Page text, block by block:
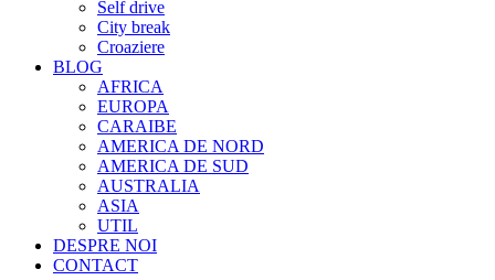
Self drive
City break
Croaziere
BLOG
AFRICA
EUROPA
CARAIBE
AMERICA DE NORD
AMERICA DE SUD
AUSTRALIA
ASIA
UTIL
DESPRE NOI
CONTACT